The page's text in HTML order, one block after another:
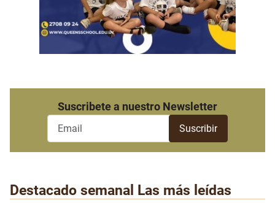
Suscribete a nuestro Newsletter
Destacado semanal Las más leídas